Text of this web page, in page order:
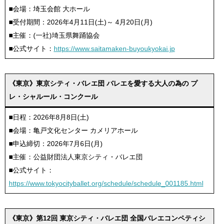
■会場：埼玉会館 大ホール
■受付期間：2026年4月11日(土)～ 4月20日(月)
■主催：(一社)埼玉県舞踊協会
■公式サイト： https://www.saitamaken-buyoukyokai.jp
《東京》東京シティ・バレエ団 バレエを愛する大人の為の プ
レ・シャルール・コンクール
■日程：2026年8月8日(土)
■会場：亀戸文化センター カメリアホール
■申込締切：2026年7月6日(月)
■主催：公益財団法人東京シティ・バレエ団
■公式サイト：
https://www.tokyocityballet.org/schedule/schedule_001185.html
《東京》第12回 東京シティ・バレエ団 全国バレエコンペティシ